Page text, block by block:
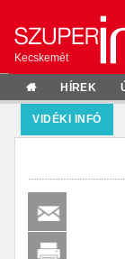
Kecskemét
HÍREK
VIDÉKI INFÓ